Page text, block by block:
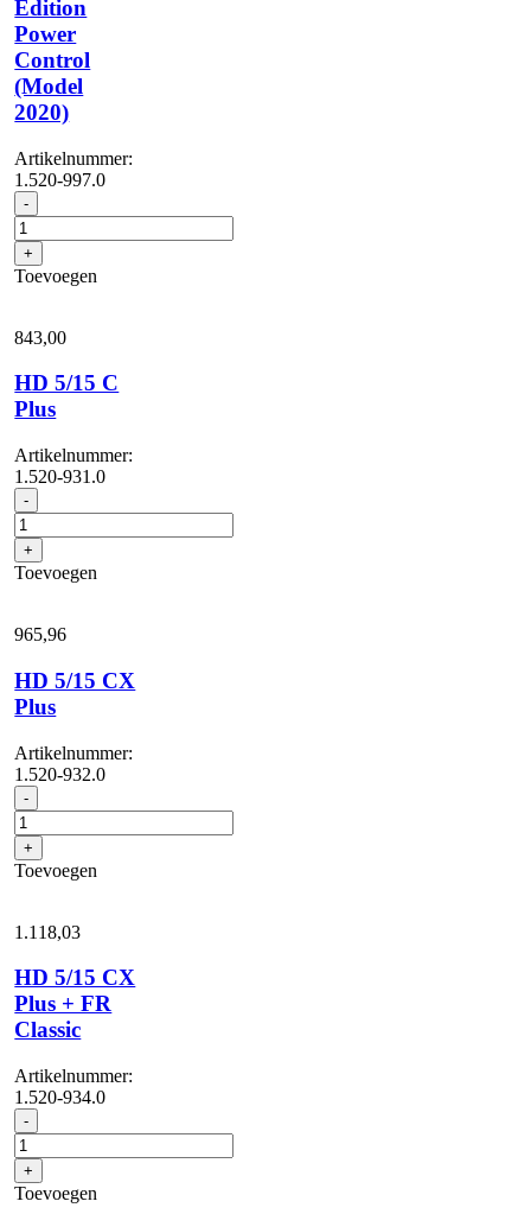
Edition
Power
Control
(Model
2020)
Artikelnummer:
1.520-997.0
- HD
5/15
C
Edition
Power
(Model
2020)
aantal
+
Toevoegen
843,00
HD 5/15 C
Plus
Artikelnummer:
1.520-931.0
- HD
5/15
C
Plus
aantal
+
Toevoegen
965,96
HD 5/15 CX
Plus
Artikelnummer:
1.520-932.0
- HD
5/15
CX
Plus
aantal
+
Toevoegen
1.118,03
HD 5/15 CX
Plus + FR
Classic
Artikelnummer:
1.520-934.0
- HD
5/15
CX
Plus
+
+
Toevoegen